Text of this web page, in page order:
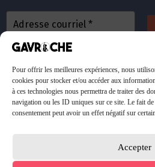
Pour offrir les meilleures expériences, nous
cookies pour stocker et/ou accéder aux
à ces technologies nous permettra de traiter des
navigation ou les ID uniques sur ce site. Le fait
consentement peut avoir un effet négatif sur
Accepter
emails. Vous pouvez vous
moment. Consulteznotre
pour plus d’informations.
Faire un don à l'association